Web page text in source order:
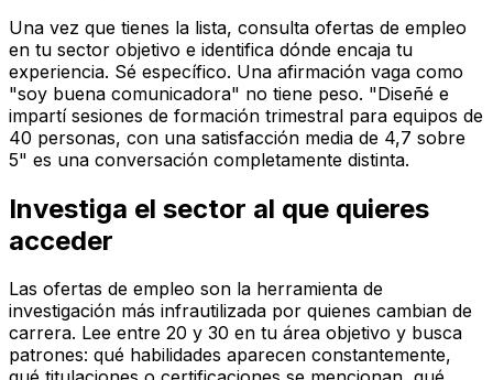
Una vez que tienes la lista, consulta ofertas de empleo
en tu sector objetivo e identifica dónde encaja tu
experiencia. Sé específico. Una afirmación vaga como
"soy buena comunicadora" no tiene peso. "Diseñé e
impartí sesiones de formación trimestral para equipos de
40 personas, con una satisfacción media de 4,7 sobre
5" es una conversación completamente distinta.
Investiga el sector al que quieres
acceder
Las ofertas de empleo son la herramienta de
investigación más infrautilizada por quienes cambian de
carrera. Lee entre 20 y 30 en tu área objetivo y busca
patrones: qué habilidades aparecen constantemente,